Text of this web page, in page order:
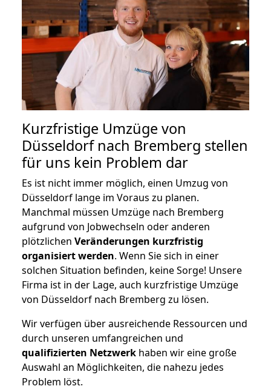
Kurzfristige Umzüge von
Düsseldorf nach Bremberg stellen
für uns kein Problem dar
Es ist nicht immer möglich, einen Umzug von
Düsseldorf lange im Voraus zu planen.
Manchmal müssen Umzüge nach Bremberg
aufgrund von Jobwechseln oder anderen
plötzlichen Veränderungen kurzfristig
organisiert werden. Wenn Sie sich in einer
solchen Situation befinden, keine Sorge! Unsere
Firma ist in der Lage, auch kurzfristige Umzüge
von Düsseldorf nach Bremberg zu lösen.
Wir verfügen über ausreichende Ressourcen und
durch unseren umfangreichen und
qualifizierten Netzwerk haben wir eine große
Auswahl an Möglichkeiten, die nahezu jedes
Problem löst.